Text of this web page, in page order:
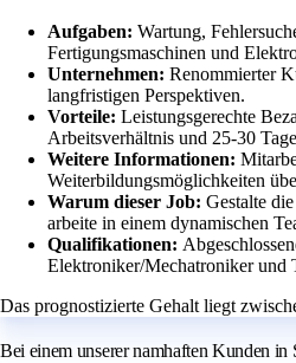
Aufgaben: Wartung,
Fertigungsmaschinen und
Unternehmen: Renommierter
langfristigen Perspektiven.
Vorteile: Leistungsgerechte
Arbeitsverhältnis und 25-30
Weitere Informationen:
Weiterbildungsmöglichkeiten
Warum dieser Job: Gestalte
arbeite in einem dynamischen
Qualifikationen:
Elektroniker/Mechatroniker und
Das prognostizierte Gehalt liegt
Bei einem unserer namhaften Kunden in